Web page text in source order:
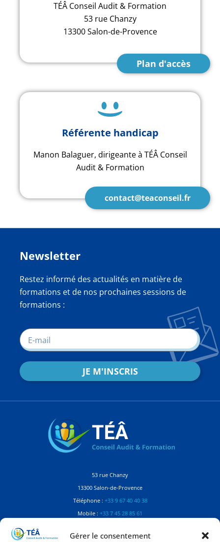
Gérer le consentement
TÉÂ Conseil Audit & Formation
53 rue Chanzy
13300 Salon-de-Provence
Plan d'accès
Référente handicap
Manon Balaguer, dirigeante à TÉÂ Conseil
Audit & Formation
contact@teaconseil.fr
Newsletter
Restez informé des actualités en matière de
formations et de nos prochaines sessions de
formations :
JE M'INSCRIS
53 rue Chanzy
13300 Salon-de-Provence
Téléphone : +33 9 67 40 40 38
Mobile : +33 7 45 28 85 61